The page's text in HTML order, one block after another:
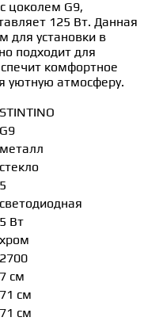
цоколем G9,
125 Вт. Данная
для установки в
подходит для
комфортное
уютную атмосферу.
STINTINO
G9
металл
стекло
5
светодиодная
5 Вт
хром
2700
7 см
71 см
71 см